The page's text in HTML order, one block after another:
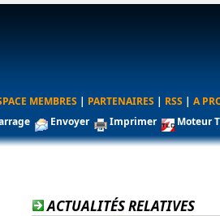
MEMBRES | PARTENAIRES | RSS | A
Envoyer Imprimer Moteur
ACTUALITÉS RELATIVES